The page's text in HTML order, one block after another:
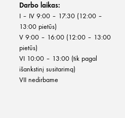
Darbo laikas:
I – IV 9:00 – 17:30 (12:00 –
13:00 pietūs)
V 9:00 – 16:00 (12:00 – 13:00
pietūs)
VI 10:00 – 13:00 (tik pagal
išankstinį susitarimą)
VII nedirbame